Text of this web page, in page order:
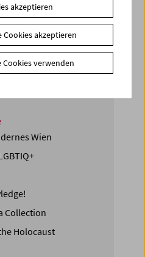
Wien
Collection
Holocaust
akzeptieren
Cookies akzeptieren
verwenden